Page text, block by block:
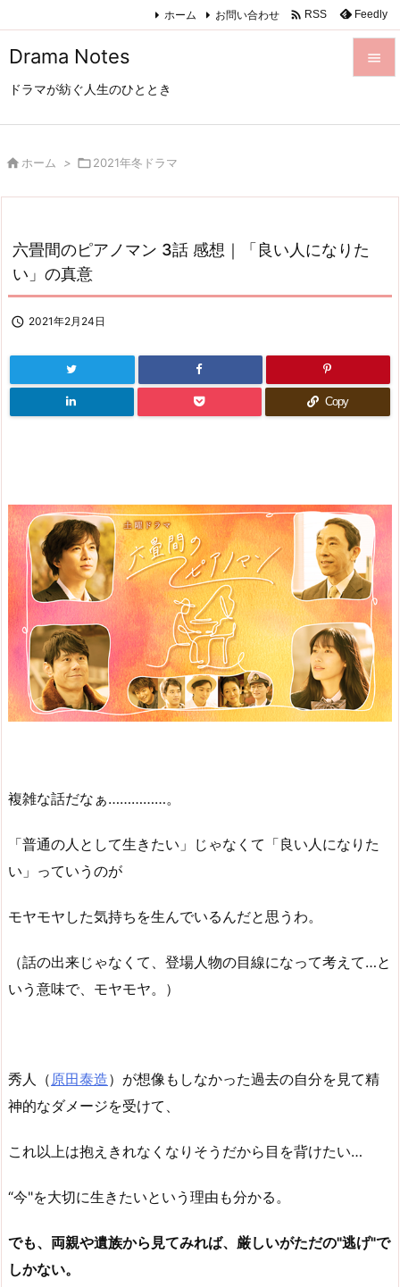
Drama Notes
ドラマが紡ぐ人生のひととき

次へ
検索
ホーム お問い合わせ  RSS Feedly
 ホーム > 2021年冬ドラマ
六畳間のピアノマン 3話 感想｜「良い人になりた
い」の真意
 2021年2月24日
Copy
複雑な話だなぁ……………。
「普通の人として生きたい」じゃなくて「良い人になりた
い」っていうのが
モヤモヤした気持ちを生んでいるんだと思うわ。
（話の出来じゃなくて、登場人物の目線になって考えて…と
いう意味で、モヤモヤ。）
秀人（原田泰造）が想像もしなかった過去の自分を見て精
神的なダメージを受けて、
これ以上は抱えきれなくなりそうだから目を背けたい…
“今"を大切に生きたいという理由も分かる。
でも、両親や遺族から見てみれば、厳しいがただの"逃げ"で
しかない。